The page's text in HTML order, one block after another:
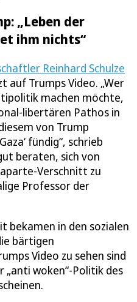
„Leben der
ihm nichts“
Reinhard Schulze
Trumps Video. „Wer
machen möchte,
libertären Pathos in
von Trump
fündig“, schrieb
beraten, sich von
Verschnitt zu
Professor der
bekamen in den sozialen
bärtigen
Video zu sehen sind
„anti woken“-Politik des